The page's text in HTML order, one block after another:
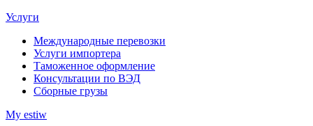
Услуги
Международные перевозки
Услуги импортера
Таможенное оформление
Консультации по ВЭД
Сборные грузы
My estiw